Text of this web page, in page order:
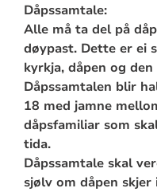
Dåpssamtale:
Alle må ta del på
døypast. Dette er ei
kyrkja, dåpen og
Dåpssamtalen blir
18 med jamne
dåpsfamiliar som
tida.
Dåpssamtale skal
sjølv om dåpen skjer